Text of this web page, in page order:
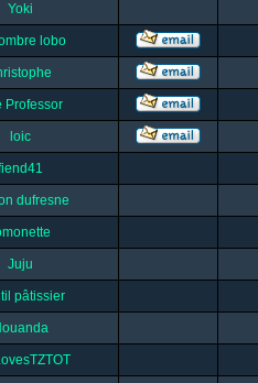
Yoki
lobo
Professor
loic
dufresne
Juju
pâtissier